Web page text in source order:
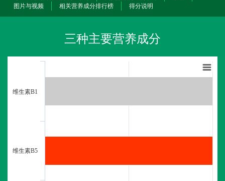
图片与视频
相关营养成分排行榜 得分说明
三种主要营养成分
维生素B1
维生素B5